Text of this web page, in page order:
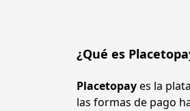
¿Qué es
Placetopay es la
las formas de pago